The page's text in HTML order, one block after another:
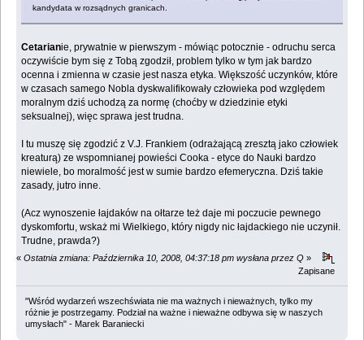
kandydata w rozsądnych granicach.
Cetarianie, prywatnie w pierwszym - mówiąc potocznie - odruchu serca
oczywiście bym się z Tobą zgodził, problem tylko w tym jak bardzo
ocenna i zmienna w czasie jest nasza etyka. Większość uczynków, które
w czasach samego Nobla dyskwalifikowały człowieka pod względem
moralnym dziś uchodzą za normę (choćby w dziedzinie etyki
seksualnej), więc sprawa jest trudna.
I tu muszę się zgodzić z V.J. Frankiem (odrażającą zresztą jako człowiek
kreaturą) ze wspomnianej powieści Cooka - etyce do Nauki bardzo
niewiele, bo moralmość jest w sumie bardzo efemeryczna. Dziś takie
zasady, jutro inne.
(Acz wynoszenie łajdaków na ołtarze też daje mi poczucie pewnego
dyskomfortu, wskaż mi Wielkiego, który nigdy nic łajdackiego nie uczynił.
Trudne, prawda?)
« Ostatnia zmiana: Października 10, 2008, 04:37:18 pm wysłana przez Q »
Zapisane
"Wśród wydarzeń wszechświata nie ma ważnych i nieważnych, tylko my
różnie je postrzegamy. Podział na ważne i nieważne odbywa się w naszych
umysłach" - Marek Baraniecki